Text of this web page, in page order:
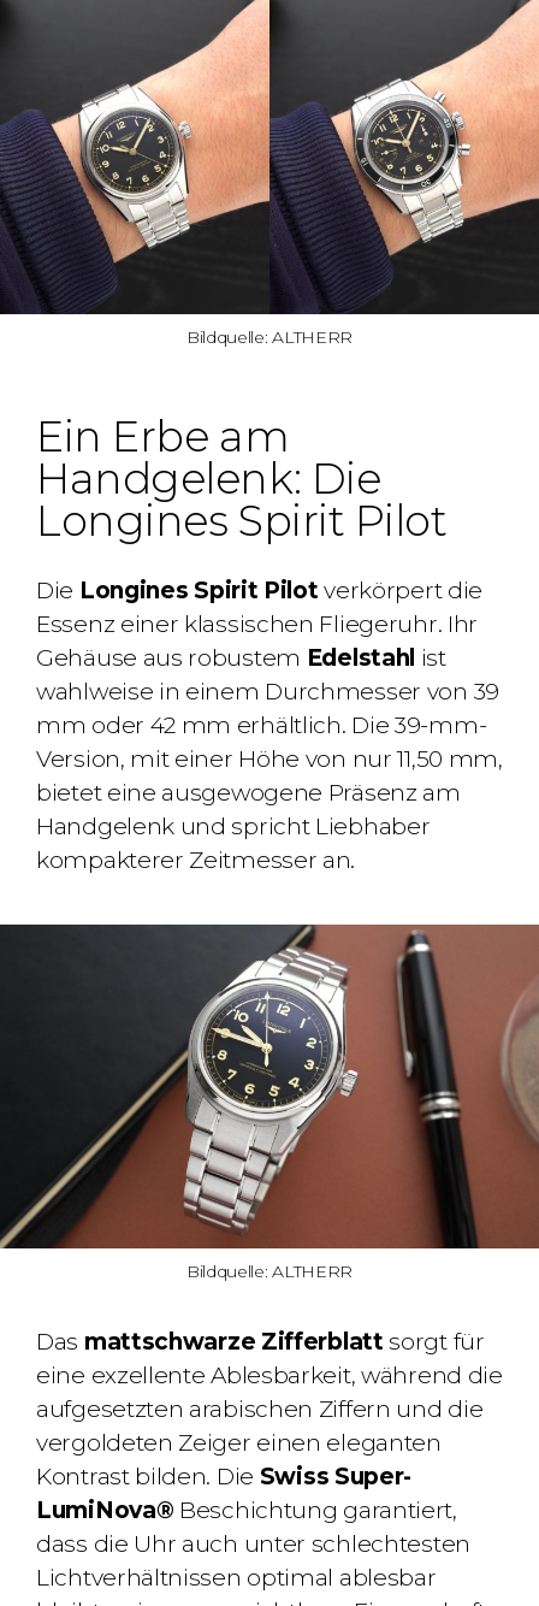
Bildquelle: ALTHERR
Ein Erbe am
Handgelenk: Die
Longines Spirit Pilot
Die Longines Spirit Pilot verkörpert die
Essenz einer klassischen Fliegeruhr. Ihr
Gehäuse aus robustem Edelstahl ist
wahlweise in einem Durchmesser von 39
mm oder 42 mm erhältlich. Die 39-mm-
Version, mit einer Höhe von nur 11,50 mm,
bietet eine ausgewogene Präsenz am
Handgelenk und spricht Liebhaber
kompakterer Zeitmesser an.
Bildquelle: ALTHERR
Das mattschwarze Zifferblatt sorgt für
eine exzellente Ablesbarkeit, während die
aufgesetzten arabischen Ziffern und die
vergoldeten Zeiger einen eleganten
Kontrast bilden. Die Swiss Super-
LumiNova® Beschichtung garantiert,
dass die Uhr auch unter schlechtesten
Lichtverhältnissen optimal ablesbar